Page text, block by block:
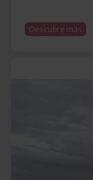
Descubre más